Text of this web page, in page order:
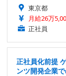
東京都
月給26万
正社員
正社員化前提
ンツ開発企業